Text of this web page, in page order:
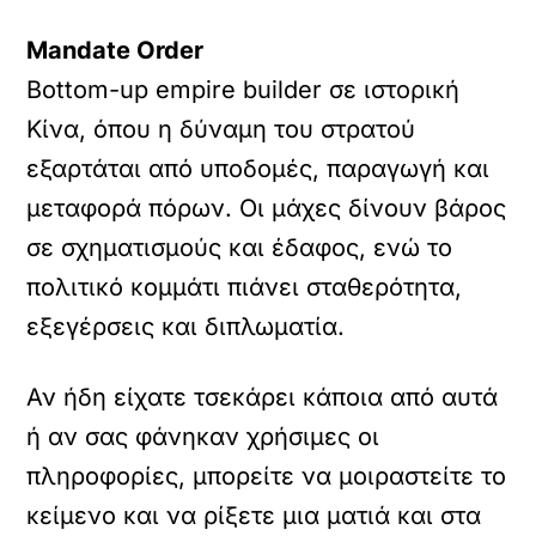
Mandate Order
Bottom-up empire builder σε ιστορική
Κίνα, όπου η δύναμη του στρατού
εξαρτάται από υποδομές, παραγωγή και
μεταφορά πόρων. Οι μάχες δίνουν βάρος
σε σχηματισμούς και έδαφος, ενώ το
πολιτικό κομμάτι πιάνει σταθερότητα,
εξεγέρσεις και διπλωματία.
Αν ήδη είχατε τσεκάρει κάποια από αυτά
ή αν σας φάνηκαν χρήσιμες οι
πληροφορίες, μπορείτε να μοιραστείτε το
κείμενο και να ρίξετε μια ματιά και στα